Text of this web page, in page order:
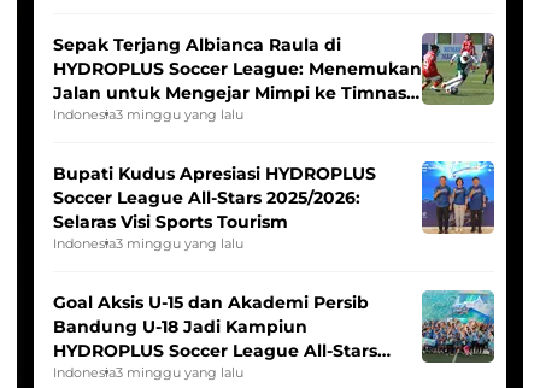
Sepak Terjang Albianca Raula di
HYDROPLUS Soccer League: Menemukan
Jalan untuk Mengejar Mimpi ke Timnas
Indonesia Putri
Indonesia3 minggu yang lalu
Bupati Kudus Apresiasi HYDROPLUS
Soccer League All-Stars 2025/2026:
Selaras Visi Sports Tourism
Indonesia3 minggu yang lalu
Goal Aksis U-15 dan Akademi Persib
Bandung U-18 Jadi Kampiun
HYDROPLUS Soccer League All-Stars
2025/2026
Indonesia3 minggu yang lalu